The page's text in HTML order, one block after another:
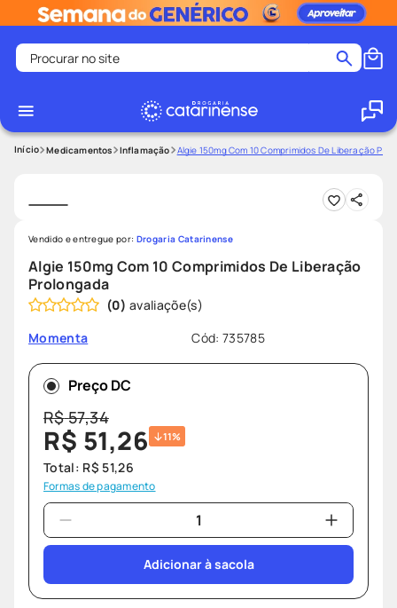
Procurar no site
1
2º
medley
4º
protetor solar facial
5º
shampoo
6º
tadalafila
7º
lenço umedecido
9º
desodorante
10
protetor solar
Medicamentos Inflamação Algie 150mg Com 10 Comprimidos De Liberação
Algie 150mg Com 10 Comprimidos De Liberação
Prolongada
(0)
Momenta
Cód: 735785
Vendido e entregue por: Drogaria Catarinense
Preço DC
R$57,34
R$ 51,26 11%
Total: R$ 51,26
Formas de pagamento
Adicionar à sacola